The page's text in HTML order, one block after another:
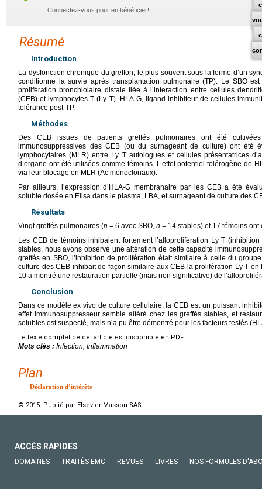
Connectez-vous pour en bénéficier!
Résumé
Introduction
La dysfonction chronique du greffon, le plus souvent sous la forme d’un
conditionne la survie après transplantation pulmonaire (TP). Le SBO
prolifération bronchiolaire distale liée à l’interaction entre cellules
(CEB) et lymphocytes T (Ly T). HLA-G, ligand inhibiteur de cellules
tolérance post-TP.
Méthodes
Des CEB issues de patients greffés pulmonaires ont été
immunosuppressives des CEB (ou du surnageant de culture) ont été
lymphocytaires (MLR) entre Ly T autologues et cellules présentatrices
d’organe ont été utilisées comme témoins. L’effet potentiel tolérogène de
via leur blocage en MLR (Ac monoclonaux).
Par ailleurs, l’expression d’HLA-G membranaire par les CEB a été
soluble dosée en Elisa dans le plasma, LBA, et surnageant de culture des
Résultats
Vingt greffés pulmonaires (n = 6 avec SBO, n = 14 stables) et 17 témoins
Les CEB de témoins inhibaient fortement l’alloprolifération Ly T
stables, nous avons observé une altération de cette capacité
greffés en SBO, l’inhibition de prolifération était similaire à celle du
culture des CEB inhibait de façon similaire aux CEB la prolifération Ly T en
10 a montré une restauration partielle (mais non significative) de
Conclusion
Dans ce modèle ex vivo de culture cellulaire, la CEB est un puissant
effet immunosuppresseur semble altéré chez les greffés stables, et
solubles est suspecté, mais n’a pu être démontré pour les facteurs testés
Le texte complet de cet article est disponible en PDF.
Mots clés : Infection, Inflammation
Plan
Déclaration d’intérêts
© 2015 Publié par Elsevier Masson SAS.
ACCÈS RAPIDES
DOMAINES TRAITÉS EMC REVUES LIVRES NOS FORMULES